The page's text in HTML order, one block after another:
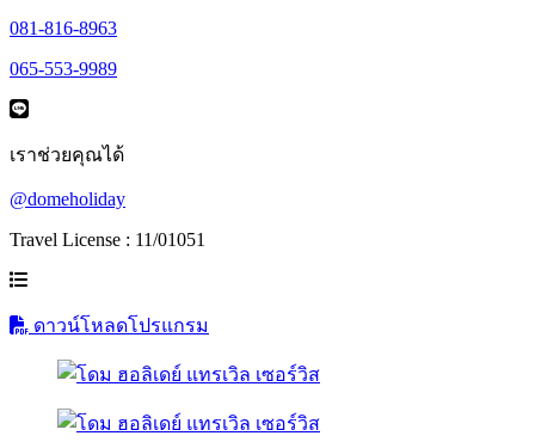
081-816-8963
065-553-9989
เราช่วยคุณได้
@domeholiday
Travel License : 11/01051
ดาวน์โหลดโปรแกรม